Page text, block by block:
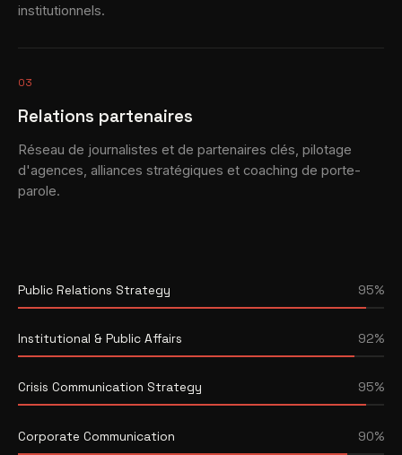
institutionnels.
03
Relations partenaires
Réseau de journalistes et de partenaires clés, pilotage
d'agences, alliances stratégiques et coaching de porte-
parole.
Public Relations Strategy 95%
Institutional & Public Affairs 92%
Crisis Communication Strategy 95%
Corporate Communication 90%